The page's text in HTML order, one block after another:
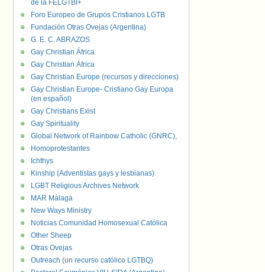
de la FELGTBI+
Foro Europeo de Grupos Cristianos LGTB
Fundación Otras Ovejas (Argentina)
G. E. C. ABRAZOS
Gay Christian África
Gay Christian África
Gay Christian Europe (recursos y direcciones)
Gay Christian Europe- Cristiano Gay Europa
(en español)
Gay Christians Exist
Gay Spirituality
Global Network of Rainbow Catholic (GNRC),
Homoprotestantes
Ichthys
Kinship (Adventistas gays y lesbianas)
LGBT Religious Archives Network
MAR Málaga
New Ways Ministry
Noticias Comunidad Homosexual Católica
Other Sheep
Otras Ovejas
Outreach (un recurso católico LGTBQ)